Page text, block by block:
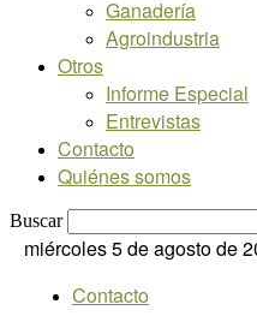
Ganadería
Agroindustria
Otros
Informe Especial
Entrevistas
Contacto
Quiénes somos
Buscar
miércoles 5 de agosto de
Contacto